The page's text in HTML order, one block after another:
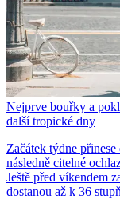
Nejprve bouřky a
další tropické dny
Začátek týdne
následně citelné
Ještě před víkendem
dostanou až k 36